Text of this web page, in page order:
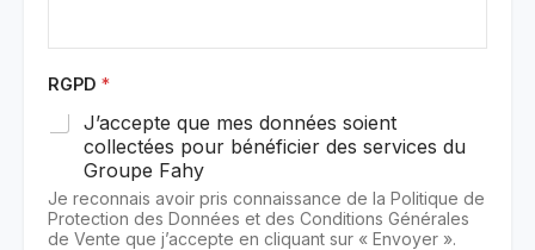
RGPD *
J’accepte que mes données soient
collectées pour bénéficier des services du
Groupe Fahy
Je reconnais avoir pris connaissance de la Politique de
Protection des Données et des Conditions Générales
de Vente que j’accepte en cliquant sur « Envoyer ».